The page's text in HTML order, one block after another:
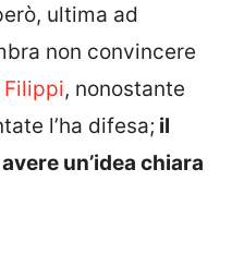
ultima ad
non convincere
Filippi, nonostante
l’ha difesa; il
un’idea chiara